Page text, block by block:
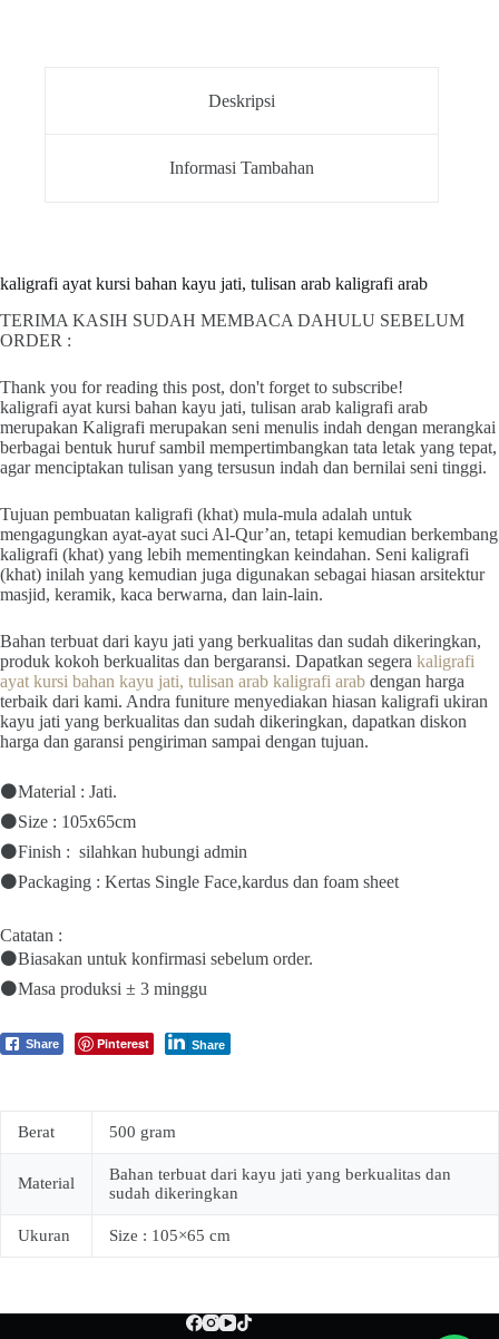
Deskripsi
Informasi Tambahan
kaligrafi ayat kursi bahan kayu jati, tulisan arab kaligrafi arab
TERIMA KASIH SUDAH MEMBACA DAHULU SEBELUM
ORDER :
Thank you for reading this post, don't forget to subscribe!
kaligrafi ayat kursi bahan kayu jati, tulisan arab kaligrafi arab
merupakan Kaligrafi merupakan seni menulis indah dengan merangkai
berbagai bentuk huruf sambil mempertimbangkan tata letak yang tepat,
agar menciptakan tulisan yang tersusun indah dan bernilai seni tinggi.
Tujuan pembuatan kaligrafi (khat) mula-mula adalah untuk
mengagungkan ayat-ayat suci Al-Qur’an, tetapi kemudian berkembang
kaligrafi (khat) yang lebih mementingkan keindahan. Seni kaligrafi
(khat) inilah yang kemudian juga digunakan sebagai hiasan arsitektur
masjid, keramik, kaca berwarna, dan lain-lain.
Bahan terbuat dari kayu jati yang berkualitas dan sudah dikeringkan,
produk kokoh berkualitas dan bergaransi. Dapatkan segera kaligrafi
ayat kursi bahan kayu jati, tulisan arab kaligrafi arab dengan harga
terbaik dari kami. Andra funiture menyediakan hiasan kaligrafi ukiran
kayu jati yang berkualitas dan sudah dikeringkan, dapatkan diskon
harga dan garansi pengiriman sampai dengan tujuan.
⚫Material : Jati.
⚫Size : 105x65cm
⚫Finish : silahkan hubungi admin
⚫Packaging : Kertas Single Face,kardus dan foam sheet
Catatan :
⚫Biasakan untuk konfirmasi sebelum order.
⚫Masa produksi ± 3 minggu
Share Pinterest Share
Berat 500 gram
Material
Bahan terbuat dari kayu jati yang berkualitas dan
sudah dikeringkan
Ukuran Size : 105×65 cm